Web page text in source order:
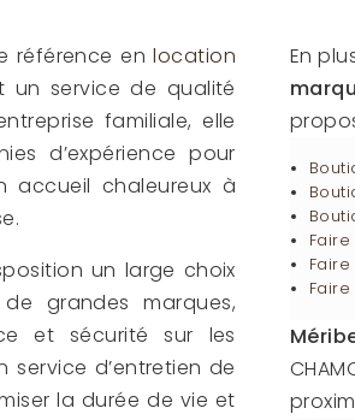
référence enlocation
un service de qualité
familiale, elle
d’expérience pour
accueil chaleureux à
un large choix
grandes marques,
et sécurité sur les
service d’entretien de
la durée de vie et
En